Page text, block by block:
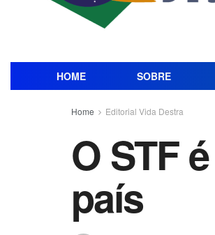
HOME SOBRE
Home Editorial Vida Destra
O STF
país